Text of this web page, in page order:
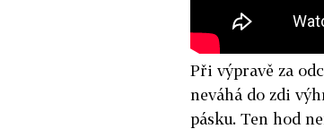
Při výpravě za
neváhá do zdi
pásku. Ten hod